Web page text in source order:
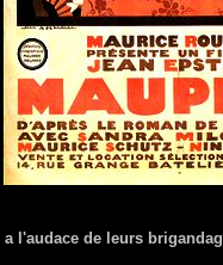
l'audace de leurs